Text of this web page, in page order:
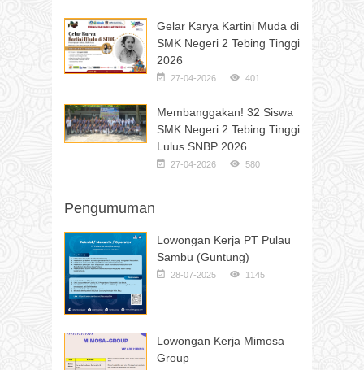
Gelar Karya Kartini Muda di
SMK Negeri 2 Tebing Tinggi
2026
27-04-2026 401
Membanggakan! 32 Siswa
SMK Negeri 2 Tebing Tinggi
Lulus SNBP 2026
27-04-2026 580
Pengumuman
Lowongan Kerja PT Pulau
Sambu (Guntung)
28-07-2025 1145
Lowongan Kerja Mimosa
Group